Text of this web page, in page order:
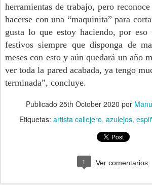
herramientas de trabajo, pero
hacerse con una “maquinita” para
gusta lo que estoy haciendo, por eso
festivos siempre que disponga de
meses con esto y aún quedará un año
ver toda la pared acabada, ya tengo
terminada”, concluye.
Publicado 25th October 2020 por
Etiquetas: artista callejero azulejos
1 Ver comentarios